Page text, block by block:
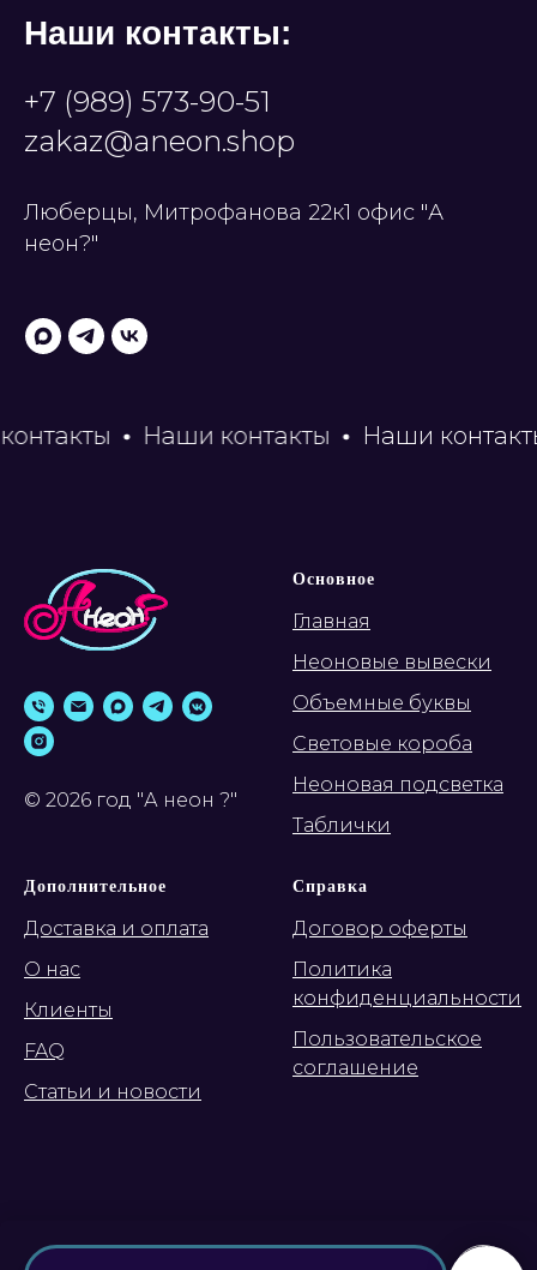
Наши контакты:
+7 (989) 573-90-51
zakaz@aneon.shop
Люберцы, Митрофанова 22к1 офис "А
неон?"
Наши контакты Наши контакты
© 2026 год "А неон ?"
Основное
Главная
Неоновые вывески
Объемные буквы
Световые короба
Неоновая подсветка
Таблички
Дополнительное
Доставка и оплата
О нас
Клиенты
FAQ
Статьи и новости
Справка
Договор оферты
Политика
конфиденциальности
Пользовательское
соглашение